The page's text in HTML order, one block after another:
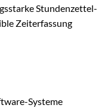
Stundenzettel-
Zeiterfassung
Systeme